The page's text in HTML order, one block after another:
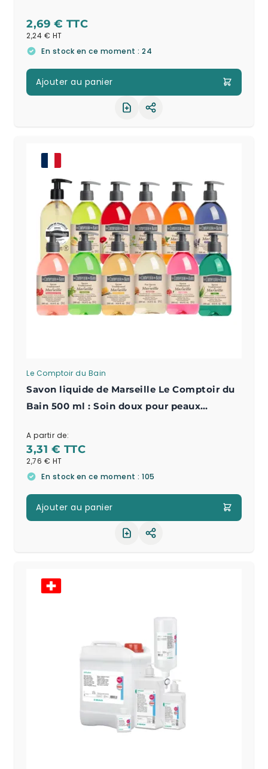
2,69 €
2,24 €
En stock en ce moment : 24
Ajouter au panier
Partager le produit
Le Comptoir du Bain
Savon liquide de Marseille Le Comptoir du
Bain 500 ml : Soin doux pour peaux
A partir de:
3,31 €
2,76 €
En stock en ce moment : 105
Ajouter au panier
Partager le produit